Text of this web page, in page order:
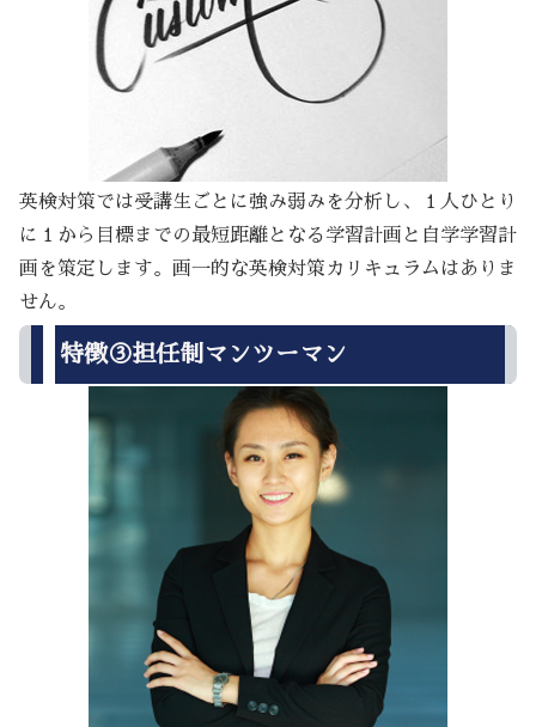
英検対策では受講生ごとに強み弱みを分析し、１人ひとり
に１から目標までの最短距離となる学習計画と自学学習計
画を策定します。画一的な英検対策カリキュラムはありま
せん。
特徴③担任制マンツーマン